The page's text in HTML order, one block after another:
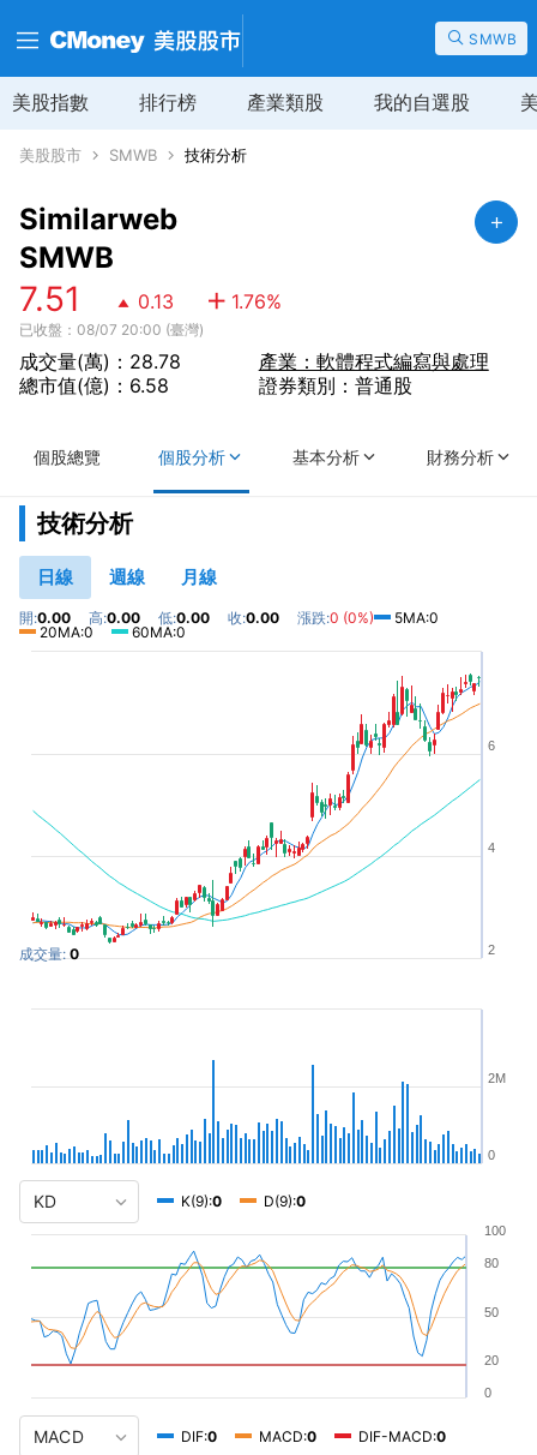
SMWB
美股指數 排行榜 產業類股 我的自選股
美股股市 SMWB 技術分析
Similarweb
SMWB
7.51 0.13 1.76%
已收盤：08/07 20:00 (臺灣)
成交量(萬)：28.78
總市值(億)：6.58
產業：軟體程式編寫與處理
證券類別：普通股
個股總覽 個股分析 基本分析 財務分析
技術分析
日線 週線 月線
開:0.00 高:0.00 低:0.00 收:0.00 漲跌:0 (0%)
5MA:0
20MA:0
60MA:0
成交量:0 2
4
6
0
2M
K(9):0 D(9):0
0
20
50
80
100
DIF:0 MACD:0 DIF-MACD:0